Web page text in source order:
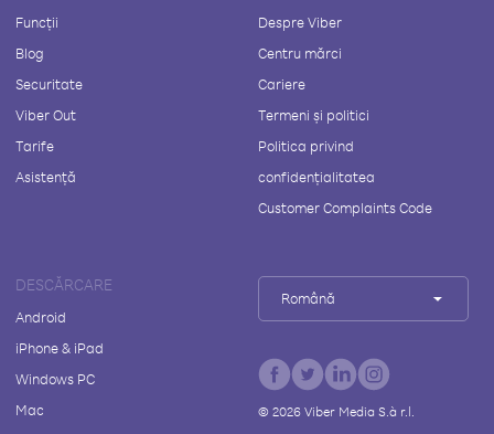
Funcții
Blog
Securitate
Viber Out
Tarife
Asistență
Despre Viber
Centru mărci
Cariere
Termeni și politici
Politica privind
confidențialitatea
Customer Complaints Code
DESCĂRCARE
Android
iPhone & iPad
Windows PC
Mac
Română
© 2026Viber Media S.à r.l.